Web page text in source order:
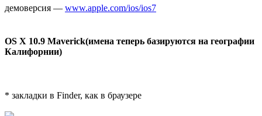
демоверсия — www.apple.com/ios/ios7
OS X 10.9 Maverick(имена теперь базируются на географии
Калифорнии)
* закладки в Finder, как в браузере